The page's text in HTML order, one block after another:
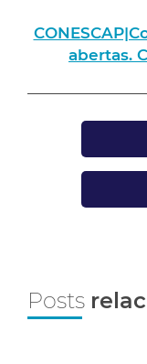
abertas.
Posts